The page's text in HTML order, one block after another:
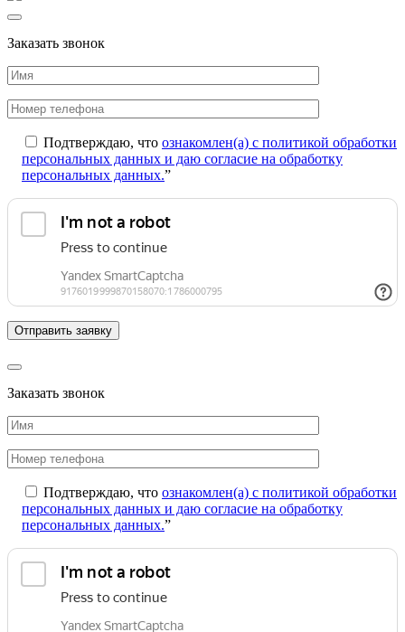
Заказать звонок
Подтверждаю, что ознакомлен(а) с политикой обработки
персональных данных и даю согласие на обработку
персональных данных.”
Заказать звонок
Подтверждаю, что ознакомлен(а) с политикой обработки
персональных данных и даю согласие на обработку
персональных данных.”